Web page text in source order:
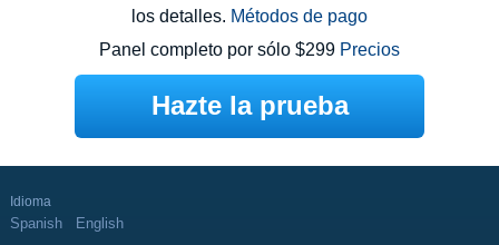
los detalles. Métodos de pago
Panel completo por sólo $299 Precios
Hazte la prueba
Idioma
Spanish English